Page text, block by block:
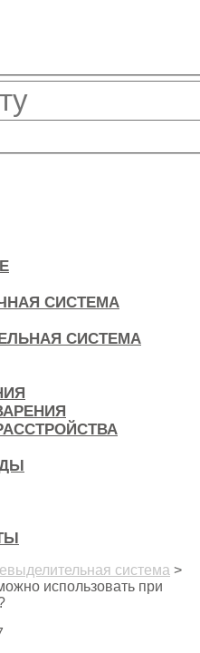
СИСТЕМА
СИСТЕМА
система >
использовать при